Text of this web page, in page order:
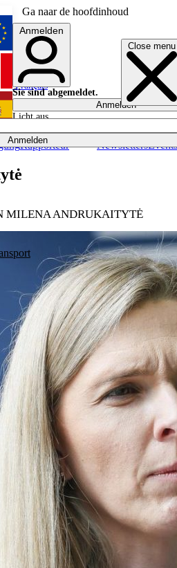
Ga naar de hoofdinhoud
Close menu
Anmelden
Rapporteur NewslettersEvents
English
Français
Anmelden
Sie sind abgemeldet.
Anmelden
Licht aus
MILENA ANDRUKAITYTĖ